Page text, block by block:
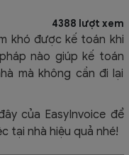
4388 lượt xem
khó được kế toán khi
nào giúp kế toán
mà không cần đi lại
của EasyInvoice để
tại nhà hiệu quả nhé!